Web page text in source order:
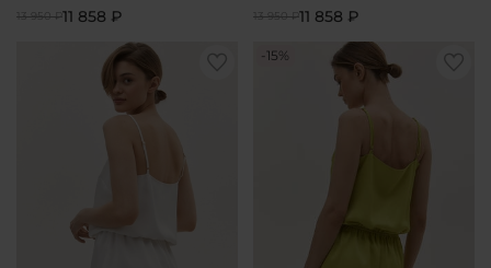
13 950 ₽11 858 ₽ 13 950 ₽11 858 ₽
-15%